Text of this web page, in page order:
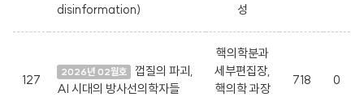
disinformation)
성
127
2026년 02월호
껍질의 파괴,
AI 시대의 방사선의학자들
핵의학분과
세부편집장,
핵의학 과장
718 0